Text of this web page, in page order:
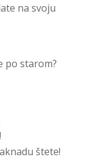
na svoju
po starom?
štete!